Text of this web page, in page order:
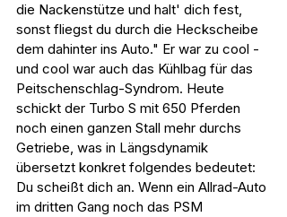
die Nackenstütze und halt' dich fest,
sonst fliegst du durch die Heckscheibe
dem dahinter ins Auto." Er war zu cool -
und cool war auch das Kühlbag für das
Peitschenschlag-Syndrom. Heute
schickt der Turbo S mit 650 Pferden
noch einen ganzen Stall mehr durchs
Getriebe, was in Längsdynamik
übersetzt konkret folgendes bedeutet:
Du scheißt dich an. Wenn ein Allrad-Auto
im dritten Gang noch das PSM